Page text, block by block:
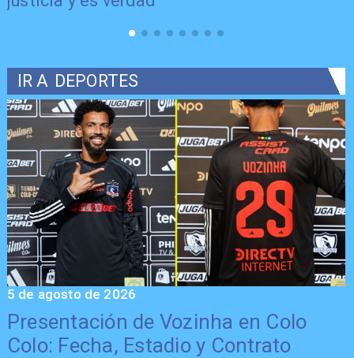
IR A DEPORTES
Presentación de Vozinha en Colo
Colo: Fecha, Estadio y Contrato
5 de agosto de 2026